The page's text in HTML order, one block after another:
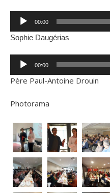
Lecteur
audio
00:00
Sophie Daugérias
Lecteur
audio
00:00
Père Paul-Antoine Drouin
Photorama